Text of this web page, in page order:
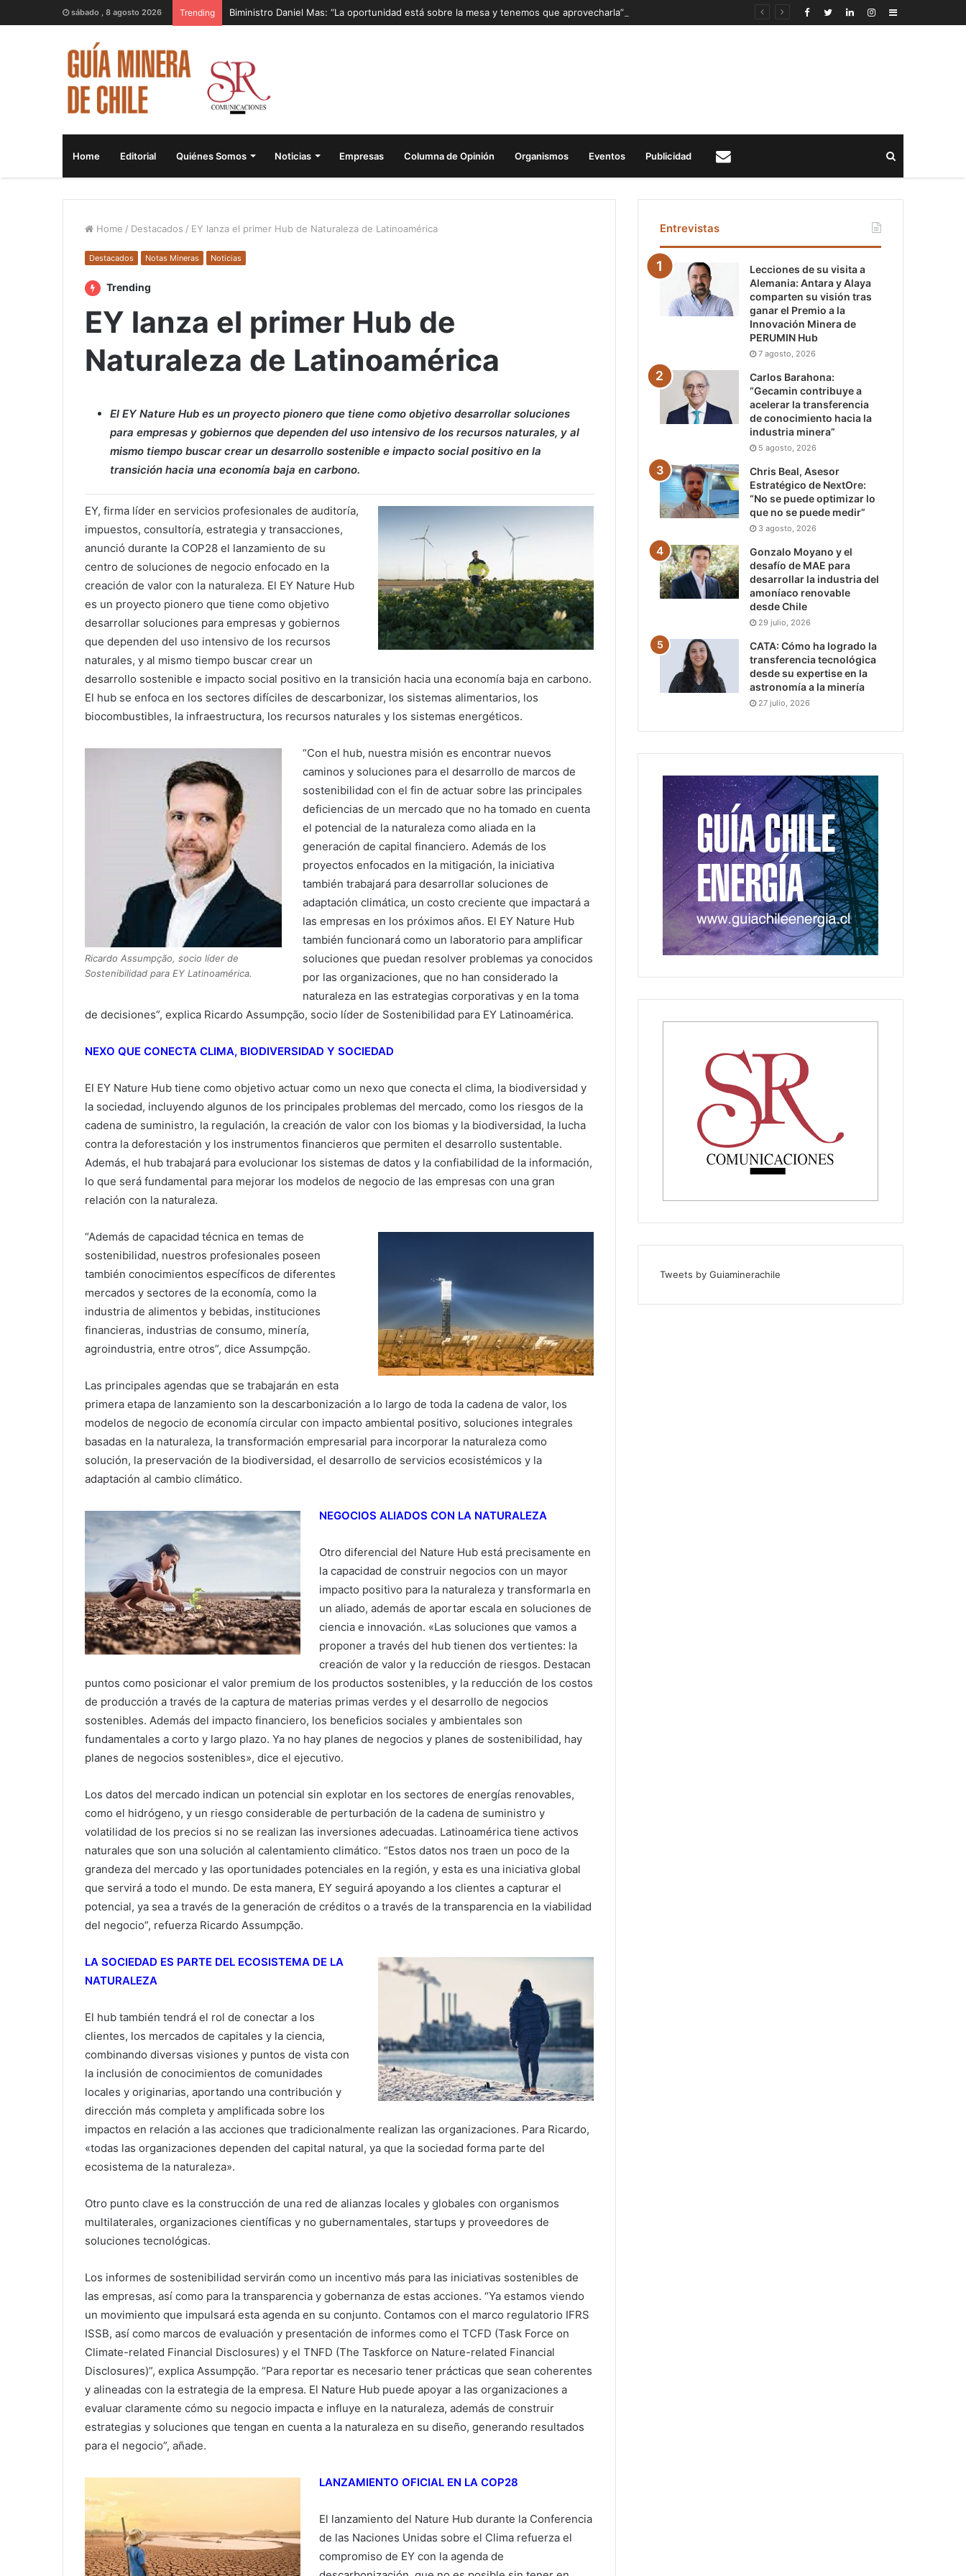
sábado , 8 agosto 2026 Trending Biministro Daniel Mas: “La oportunidad está sobre la mesa y tenemos que aprovecharla” Sidebar
Home Editorial Quiénes Somos Noticias Empresas Columna de Opinión Organismos Eventos Publicidad
Home / Destacados / EY lanza el primer Hub de Naturaleza de Latinoamérica
Destacados Notas Mineras Noticias
Trending
EY lanza el primer Hub de
Naturaleza de Latinoamérica
El EY Nature Hub es un proyecto pionero que tiene como objetivo desarrollar soluciones
para empresas y gobiernos que dependen del uso intensivo de los recursos naturales, y al
mismo tiempo buscar crear un desarrollo sostenible e impacto social positivo en la
transición hacia una economía baja en carbono.
EY, firma líder en servicios profesionales de auditoría,
impuestos, consultoría, estrategia y transacciones,
anunció durante la COP28 el lanzamiento de su
centro de soluciones de negocio enfocado en la
creación de valor con la naturaleza. El EY Nature Hub
es un proyecto pionero que tiene como objetivo
desarrollar soluciones para empresas y gobiernos
que dependen del uso intensivo de los recursos
naturales, y al mismo tiempo buscar crear un
desarrollo sostenible e impacto social positivo en la transición hacia una economía baja en carbono.
El hub se enfoca en los sectores difíciles de descarbonizar, los sistemas alimentarios, los
biocombustibles, la infraestructura, los recursos naturales y los sistemas energéticos.
Ricardo Assumpção, socio líder de
Sostenibilidad para EY Latinoamérica.
“Con el hub, nuestra misión es encontrar nuevos
caminos y soluciones para el desarrollo de marcos de
sostenibilidad con el fin de actuar sobre las principales
deficiencias de un mercado que no ha tomado en cuenta
el potencial de la naturaleza como aliada en la
generación de capital financiero. Además de los
proyectos enfocados en la mitigación, la iniciativa
también trabajará para desarrollar soluciones de
adaptación climática, un costo creciente que impactará a
las empresas en los próximos años. El EY Nature Hub
también funcionará como un laboratorio para amplificar
soluciones que puedan resolver problemas ya conocidos
por las organizaciones, que no han considerado la
naturaleza en las estrategias corporativas y en la toma
de decisiones”, explica Ricardo Assumpção, socio líder de Sostenibilidad para EY Latinoamérica.
NEXO QUE CONECTA CLIMA, BIODIVERSIDAD Y SOCIEDAD
El EY Nature Hub tiene como objetivo actuar como un nexo que conecta el clima, la biodiversidad y
la sociedad, incluyendo algunos de los principales problemas del mercado, como los riesgos de la
cadena de suministro, la regulación, la creación de valor con los biomas y la biodiversidad, la lucha
contra la deforestación y los instrumentos financieros que permiten el desarrollo sustentable.
Además, el hub trabajará para evolucionar los sistemas de datos y la confiabilidad de la información,
lo que será fundamental para mejorar los modelos de negocio de las empresas con una gran
relación con la naturaleza.
“Además de capacidad técnica en temas de
sostenibilidad, nuestros profesionales poseen
también conocimientos específicos de diferentes
mercados y sectores de la economía, como la
industria de alimentos y bebidas, instituciones
financieras, industrias de consumo, minería,
agroindustria, entre otros”, dice Assumpção.
Las principales agendas que se trabajarán en esta
primera etapa de lanzamiento son la descarbonización a lo largo de toda la cadena de valor, los
modelos de negocio de economía circular con impacto ambiental positivo, soluciones integrales
basadas en la naturaleza, la transformación empresarial para incorporar la naturaleza como
solución, la preservación de la biodiversidad, el desarrollo de servicios ecosistémicos y la
adaptación al cambio climático.
NEGOCIOS ALIADOS CON LA NATURALEZA
Otro diferencial del Nature Hub está precisamente en
la capacidad de construir negocios con un mayor
impacto positivo para la naturaleza y transformarla en
un aliado, además de aportar escala en soluciones de
ciencia e innovación. «Las soluciones que vamos a
proponer a través del hub tienen dos vertientes: la
creación de valor y la reducción de riesgos. Destacan
puntos como posicionar el valor premium de los productos sostenibles, y la reducción de los costos
de producción a través de la captura de materias primas verdes y el desarrollo de negocios
sostenibles. Además del impacto financiero, los beneficios sociales y ambientales son
fundamentales a corto y largo plazo. Ya no hay planes de negocios y planes de sostenibilidad, hay
planes de negocios sostenibles», dice el ejecutivo.
Los datos del mercado indican un potencial sin explotar en los sectores de energías renovables,
como el hidrógeno, y un riesgo considerable de perturbación de la cadena de suministro y
volatilidad de los precios si no se realizan las inversiones adecuadas. Latinoamérica tiene activos
naturales que son una solución al calentamiento climático. “Estos datos nos traen un poco de la
grandeza del mercado y las oportunidades potenciales en la región, y esta es una iniciativa global
que servirá a todo el mundo. De esta manera, EY seguirá apoyando a los clientes a capturar el
potencial, ya sea a través de la generación de créditos o a través de la transparencia en la viabilidad
del negocio”, refuerza Ricardo Assumpção.
LA SOCIEDAD ES PARTE DEL ECOSISTEMA DE LA
NATURALEZA
El hub también tendrá el rol de conectar a los
clientes, los mercados de capitales y la ciencia,
combinando diversas visiones y puntos de vista con
la inclusión de conocimientos de comunidades
locales y originarias, aportando una contribución y
dirección más completa y amplificada sobre los
impactos en relación a las acciones que tradicionalmente realizan las organizaciones. Para Ricardo,
«todas las organizaciones dependen del capital natural, ya que la sociedad forma parte del
ecosistema de la naturaleza».
Otro punto clave es la construcción de una red de alianzas locales y globales con organismos
multilaterales, organizaciones científicas y no gubernamentales, startups y proveedores de
soluciones tecnológicas.
Los informes de sostenibilidad servirán como un incentivo más para las iniciativas sostenibles de
las empresas, así como para la transparencia y gobernanza de estas acciones. “Ya estamos viendo
un movimiento que impulsará esta agenda en su conjunto. Contamos con el marco regulatorio IFRS
ISSB, así como marcos de evaluación y presentación de informes como el TCFD (Task Force on
Climate-related Financial Disclosures) y el TNFD (The Taskforce on Nature-related Financial
Disclosures)”, explica Assumpção. “Para reportar es necesario tener prácticas que sean coherentes
y alineadas con la estrategia de la empresa. El Nature Hub puede apoyar a las organizaciones a
evaluar claramente cómo su negocio impacta e influye en la naturaleza, además de construir
estrategias y soluciones que tengan en cuenta a la naturaleza en su diseño, generando resultados
para el negocio”, añade.
LANZAMIENTO OFICIAL EN LA COP28
El lanzamiento del Nature Hub durante la Conferencia
de las Naciones Unidas sobre el Clima refuerza el
compromiso de EY con la agenda de
Entrevistas
Lecciones de su visita a
Alemania: Antara y Alaya
comparten su visión tras
ganar el Premio a la
Innovación Minera de
PERUMIN Hub
7 agosto, 2026
Carlos Barahona:
“Gecamin contribuye a
acelerar la transferencia
de conocimiento hacia la
industria minera”
5 agosto, 2026
Chris Beal, Asesor
Estratégico de NextOre:
“No se puede optimizar lo
que no se puede medir”
3 agosto, 2026
Gonzalo Moyano y el
desafío de MAE para
desarrollar la industria del
amoníaco renovable
desde Chile
29 julio, 2026
CATA: Cómo ha logrado la
transferencia tecnológica
desde su expertise en la
astronomía a la minería
27 julio, 2026
Tweets by Guiaminerachile